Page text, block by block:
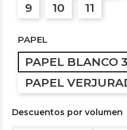
9
10 11
PAPEL
PAPEL BLANCO
PAPEL
Descuentos por volumen